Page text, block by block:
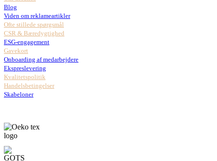
Blog
Viden om reklameartikler
Ofte stillede spørgsmål
CSR & Bæredygtighed
ESG-engagement
Gavekort
Onboarding af medarbejdere
Ekspreslevering
Kvalitetspolitik
Handelsbetingelser
Skabeloner